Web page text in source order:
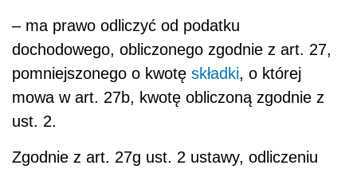
– ma prawo odliczyć od podatku
dochodowego, obliczonego zgodnie z art. 27,
pomniejszonego o kwotę składki, o której
mowa w art. 27b, kwotę obliczoną zgodnie z
ust. 2.
Zgodnie z art. 27g ust. 2 ustawy, odliczeniu